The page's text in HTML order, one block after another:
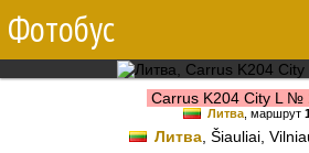
Фотобус
Carrus K204 City L №
Литва , маршрут
Литва, Šiauliai,